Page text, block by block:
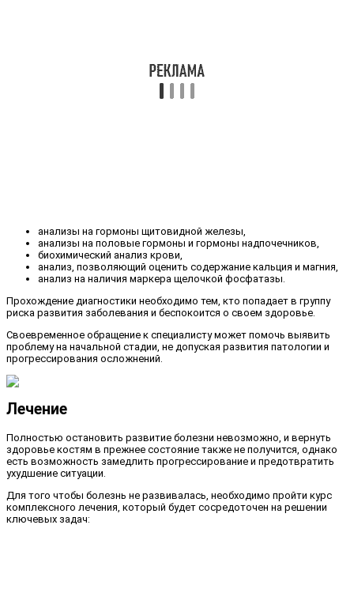
анализы на гормоны щитовидной железы,
анализы на половые гормоны и гормоны надпочечников,
биохимический анализ крови,
анализ, позволяющий оценить содержание кальция и магния,
анализ на наличия маркера щелочкой фосфатазы.
Прохождение диагностики необходимо тем, кто попадает в группу
риска развития заболевания и беспокоится о своем здоровье.
Своевременное обращение к специалисту может помочь выявить
проблему на начальной стадии, не допуская развития патологии и
прогрессирования осложнений.
Лечение
Полностью остановить развитие болезни невозможно, и вернуть
здоровье костям в прежнее состояние также не получится, однако
есть возможность замедлить прогрессирование и предотвратить
ухудшение ситуации.
Для того чтобы болезнь не развивалась, необходимо пройти курс
комплексного лечения, который будет сосредоточен на решении
ключевых задач: